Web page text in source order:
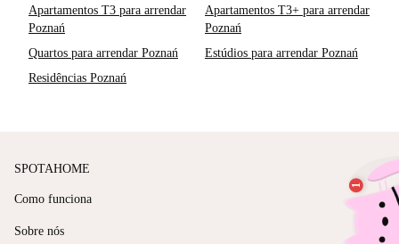
Apartamentos T3 para arrendar
Poznań
Apartamentos T3+ para arrendar
Poznań
Quartos para arrendar Poznań
Estúdios para arrendar Poznań
Residências Poznań
SPOTAHOME
Como funciona
Sobre nós